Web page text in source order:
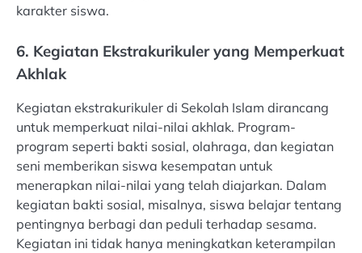
karakter siswa.
6. Kegiatan Ekstrakurikuler yang Memperkuat
Akhlak
Kegiatan ekstrakurikuler di Sekolah Islam dirancang
untuk memperkuat nilai-nilai akhlak. Program-
program seperti bakti sosial, olahraga, dan kegiatan
seni memberikan siswa kesempatan untuk
menerapkan nilai-nilai yang telah diajarkan. Dalam
kegiatan bakti sosial, misalnya, siswa belajar tentang
pentingnya berbagi dan peduli terhadap sesama.
Kegiatan ini tidak hanya meningkatkan keterampilan